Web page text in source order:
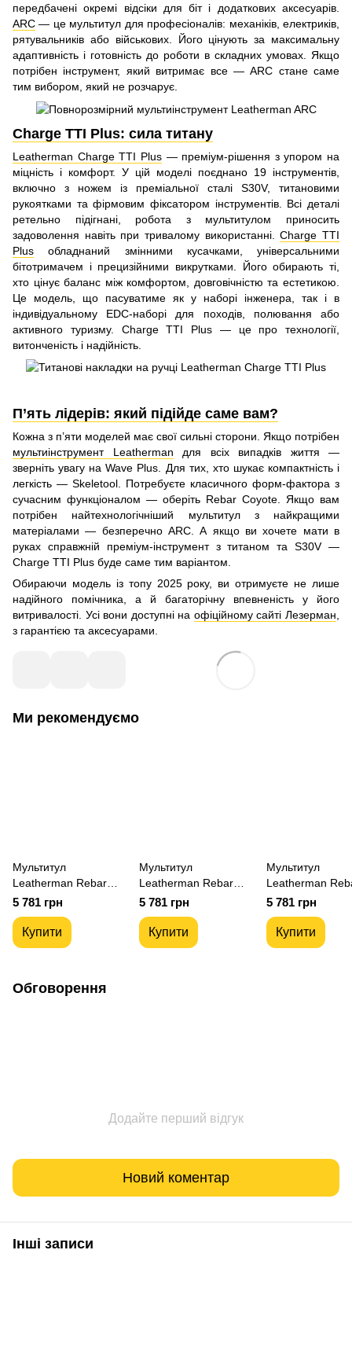
передбачені окремі відсіки для біт і додаткових аксесуарів.
ARC — це мультитул для професіоналів: механіків, електриків,
рятувальників або військових. Його цінують за максимальну
адаптивність і готовність до роботи в складних умовах. Якщо
потрібен інструмент, який витримає все — ARC стане саме
тим вибором, який не розчарує.
Charge TTI Plus: сила титану
Leatherman Charge TTI Plus— преміум-рішення з упором на
міцність і комфорт. У цій моделі поєднано 19 інструментів,
включно з ножем із преміальної сталі S30V, титановими
рукоятками та фірмовим фіксатором інструментів. Всі деталі
ретельно підігнані, робота з мультитулом приносить
задоволення навіть при тривалому використанні.Charge TTI
Plus обладнаний змінними кусачками, універсальними
бітотримачем і прецизійними викрутками. Його обирають ті,
хто цінує баланс між комфортом, довговічністю та естетикою.
Це модель, що пасуватиме як у наборі інженера, так і в
індивідуальному EDC-наборі для походів, полювання або
активного туризму. Charge TTI Plus — це про технології,
витонченість і надійність.
П’ять лідерів: який підійде саме вам?
Кожна з п’яти моделей має свої сильні сторони. Якщо потрібен
мультиінструмент Leatherman для всіх випадків життя —
зверніть увагу на Wave Plus. Для тих, хто шукає компактність і
легкість — Skeletool. Потребуєте класичного форм-фактора з
сучасним функціоналом — оберіть Rebar Coyote. Якщо вам
потрібен найтехнологічніший мультитул з найкращими
матеріалами — безперечно ARC. А якщо ви хочете мати в
руках справжній преміум-інструмент з титаном та S30V —
Charge TTI Plus буде саме тим варіантом.
Обираючи модель із топу 2025 року, ви отримуєте не лише
надійного помічника, а й багаторічну впевненість у його
витривалості. Усі вони доступні на офіційному сайті Лезерман
з гарантією та аксесуарами.
Ми рекомендуємо
Мультитул
Leatherman Rebar
Black 831563
5 781 грн
Купити
Мультитул
Leatherman Rebar
Burnt Sienna,
нейлоновий чохол
833313
5 781 грн
Купити
Мультитул
Leatherman
Heathered
833317
5 781 грн
Купити
Обговорення
Додайте перший відгук
Новий коментар
Інші записи